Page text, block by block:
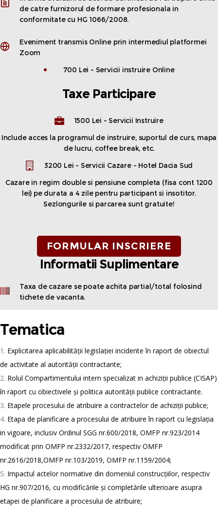
de catre furnizorul de formare profesionala in
conformitate cu HG 1066/2008.
Eveniment transmis Online prin intermediul platformei
Zoom
700 Lei - Servicii instruire Online
Taxe Participare
1500 Lei - Servicii Instruire
Include acces la programul de instruire, suportul de curs, mapa
de lucru, coffee break, etc.
3200 Lei - Servicii Cazare - Hotel Dacia Sud
Cazare in regim double si pensiune completa (fisa cont 1200
lei) pe durata a 4 zile pentru participant si insotitor.
Sezlongurile si parcarea sunt gratuite!
FORMULAR INSCRIERE
Informatii Suplimentare
Taxa de cazare se poate achita partial/total folosind
tichete de vacanta.
Tematica
Explicitarea aplicabilității legislației incidente în raport de obiectul
de activitate al autorității contractante;
Rolul Compartimentului intern specializat in achiziții publice (CISAP)
în raport cu obiectivele și politica autorității publice contractante.
Etapele procesului de atribuire a contractelor de achiziții publice;
Etapa de planificare a procesului de atribuire în raport cu legislația
in vigoare, inclusiv Ordinul SGG nr.600/2018, OMFP nr.923/2014
modificat prin OMFP nr.2332/2017, respectiv OMFP
nr.2616/2018,OMFP nr.103/2019, OMFP nr.1159/2004;
Impactul actelor normative din domeniul construcțiilor, respectiv
HG nr.907/2016, cu modificările și completările ulterioare asupra
etapei de planificare a procesului de atribuire;